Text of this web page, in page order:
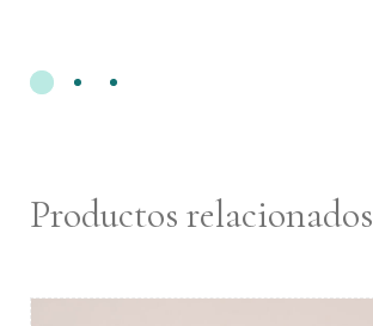
Productos relacionados